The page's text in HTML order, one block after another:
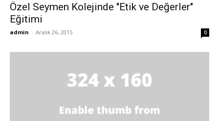
Özel Seymen Kolejinde "Etik ve Değerler"
Eğitimi
admin - Aralık 26, 2015 0